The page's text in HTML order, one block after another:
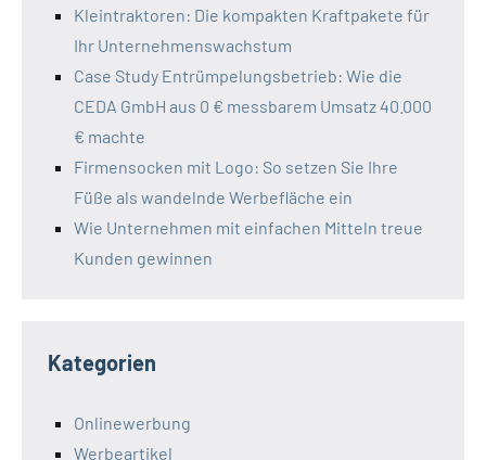
Kleintraktoren: Die kompakten Kraftpakete für
Ihr Unternehmenswachstum
Case Study Entrümpelungsbetrieb: Wie die
CEDA GmbH aus 0 € messbarem Umsatz 40.000
€ machte​
Firmensocken mit Logo: So setzen Sie Ihre
Füße als wandelnde Werbefläche ein
Wie Unternehmen mit einfachen Mitteln treue
Kunden gewinnen
Kategorien
Onlinewerbung
Werbeartikel